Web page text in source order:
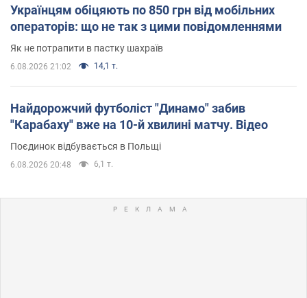
Українцям обіцяють по 850 грн від мобільних
операторів: що не так з цими повідомленнями
Як не потрапити в пастку шахраїв
6.08.2026 21:02 14,1 т.
Найдорожчий футболіст "Динамо" забив
"Карабаху" вже на 10-й хвилині матчу. Відео
Поєдинок відбувається в Польщі
6.08.2026 20:48 6,1 т.